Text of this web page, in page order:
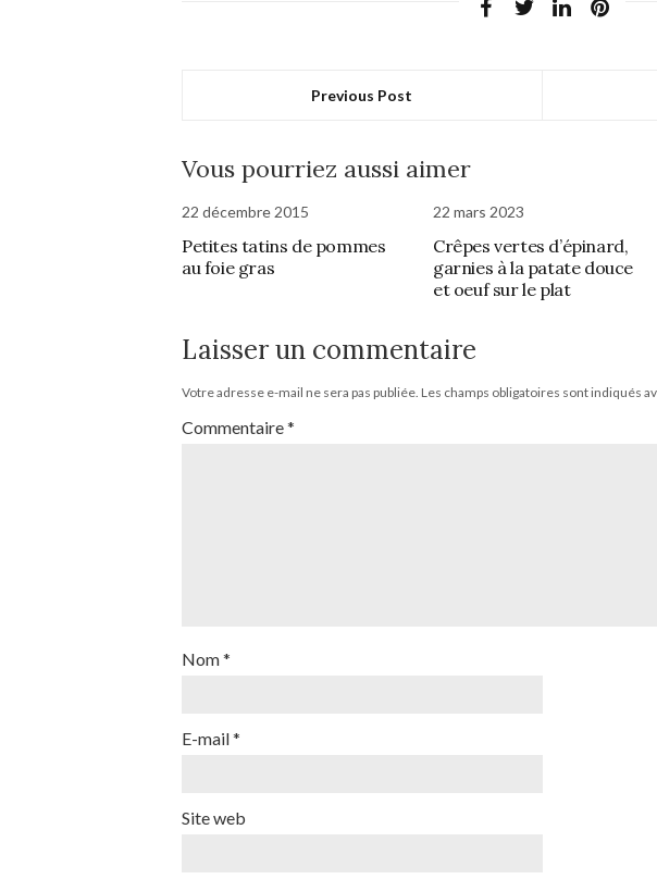
Previous Post
Vous pourriez aussi aimer
22 décembre 2015
Petites tatins de pommes
au foie gras
22 mars 2023
Crêpes vertes d’épinard,
garnies à la patate douce
et oeuf sur le plat
Laisser un commentaire
Votre adresse e-mail ne sera pas publiée. Les champs obligatoires sont indiqués
Commentaire*
Nom*
E-mail*
Site web